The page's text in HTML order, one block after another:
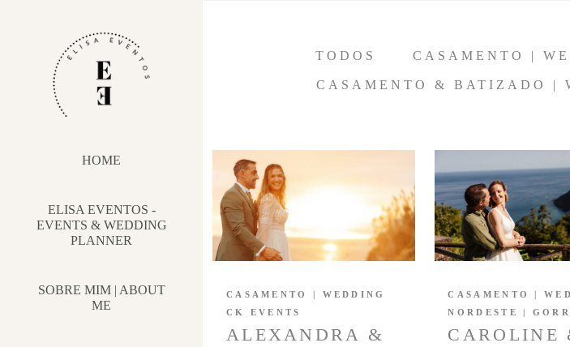
HOME
ELISA EVENTOS -
EVENTS & WEDDING
PLANNER
SOBRE MIM | ABOUT
ME
TODOS CASAMENTO |
CASAMENTO & BATIZADO |
ALEXANDRA &
CASAMENTO | WEDDING
CK EVENTS
CAROLINE
CASAMENTO |
NORDESTE |